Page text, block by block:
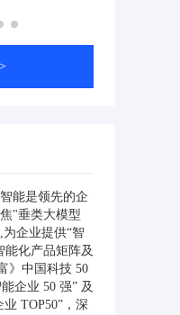
能是领先的企
"垂类大模型
企业提供“智
能化产品矩阵及
》中国科技 50
企业 50 强” 及
TOP50”，深